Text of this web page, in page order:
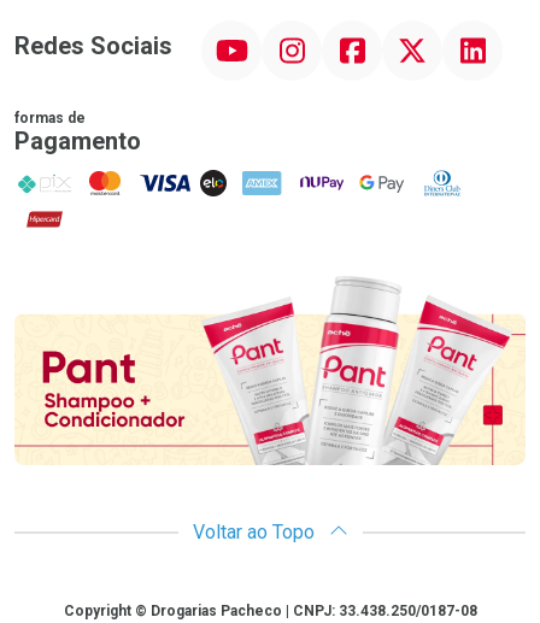
Redes Sociais InstagramFacebookTwitter Linkedin
formas de
Pagamento
PIX MasterCard
VISA ELO AMEX NuPay Google PayDiners Club
Hipercard
Promoção em Destaque
Voltar ao Topo
CopyrightCopyright © Drogarias Pacheco | CNPJ: 33.438.250/0187-08